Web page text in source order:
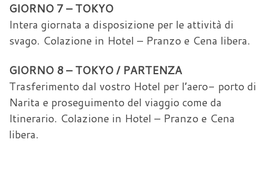
GIORNO 7 – TOKYO
Intera giornata a disposizione per le attività di
svago. Colazione in Hotel – Pranzo e Cena libera.
GIORNO 8 – TOKYO / PARTENZA
Trasferimento dal vostro Hotel per l’aero- porto di
Narita e proseguimento del viaggio come da
Itinerario. Colazione in Hotel – Pranzo e Cena
libera.